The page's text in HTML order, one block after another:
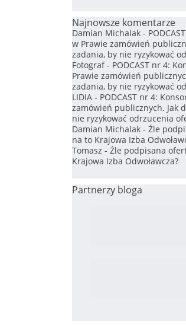
Najnowsze komentarze
Damian Michalak -
w Prawie zamówień
zadania, by nie ryzykować
Fotograf- PODCAST nr 4:
Prawie zamówień
zadania, by nie ryzykować
LIDIA - PODCAST nr 4:
zamówień publicznych. Jak
nie ryzykować odrzucenia
Damian Michalak - Źle
na to Krajowa Izba
Tomasz - Źle podpisana
Krajowa Izba Odwoławcza?
Partnerzy bloga